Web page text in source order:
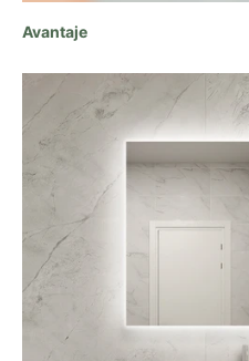
Avantaje